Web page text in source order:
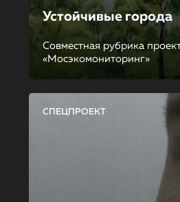
Устойчивые города
Совместная рубрика
«Мосэкомониторинг»
СПЕЦПРОЕКТ